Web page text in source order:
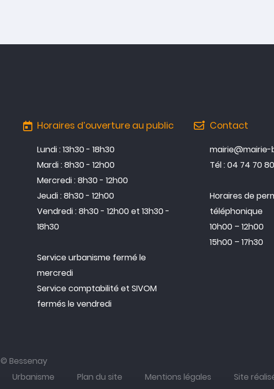
Horaires d’ouverture au public
Lundi : 13h30 - 18h30
Mardi : 8h30 - 12h00
Mercredi : 8h30 - 12h00
Jeudi : 8h30 - 12h00
Vendredi : 8h30 - 12h00 et 13h30 -
18h30
Service urbanisme fermé le
mercredi
Service comptabilité et SIVOM
fermés le vendredi
Contact
Tél : 04 74 70
Horaires de
téléphonique
10h00 – 12h00
15h00 – 17h30
© Bessenay
Urbanisme
Plan du site Mentions légales Site